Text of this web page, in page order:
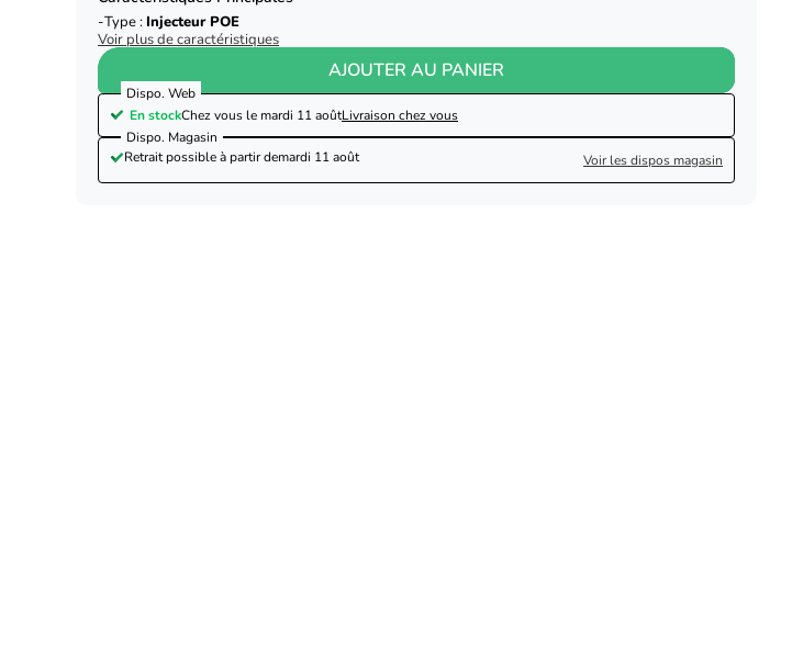
Type : Injecteur POE
Voir plus de caractéristiques
AJOUTER AU PANIER
Dispo. Web
En stockChez vous le mardi 11 aoûtLivraison chez vous
Dispo. Magasin
Retrait possible à partir demardi 11 août Voir les dispos magasin